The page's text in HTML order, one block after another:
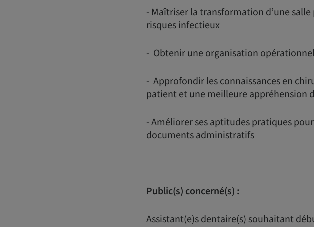
- Maîtriser la transformation d’une
risques infectieux
- Obtenir une organisation
- Approfondir les connaissances en
patient et une meilleure appréhension
- Améliorer ses aptitudes pratiques
documents administratifs
Public(s) concerné(s) :
Assistant(e)s dentaire(s) souhaitant